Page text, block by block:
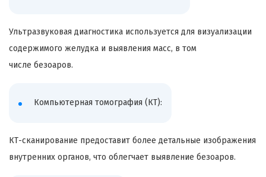
Ультразвуковая диагностика используется для визуализации
содержимого желудка и выявления масс, в том
числе безоаров.
Компьютерная томография (КТ):
КТ-сканирование предоставит более детальные изображения
внутренних органов, что облегчает выявление безоаров.